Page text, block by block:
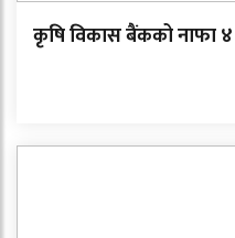
कृषि विकास बैंकको नाफा ४